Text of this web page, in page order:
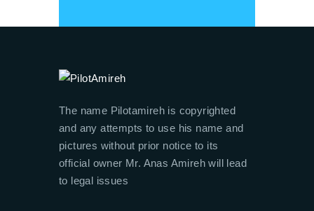
The name Pilotamireh is copyrighted
and any attempts to use his name and
pictures without prior notice to its
official owner Mr. Anas Amireh will lead
to legal issues